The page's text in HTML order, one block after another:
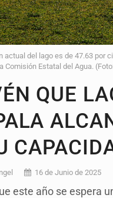
actual del lago es de 47.63 por
Comisión Estatal del Agua.
QUE
16 de Junio de 2025
este año se espera